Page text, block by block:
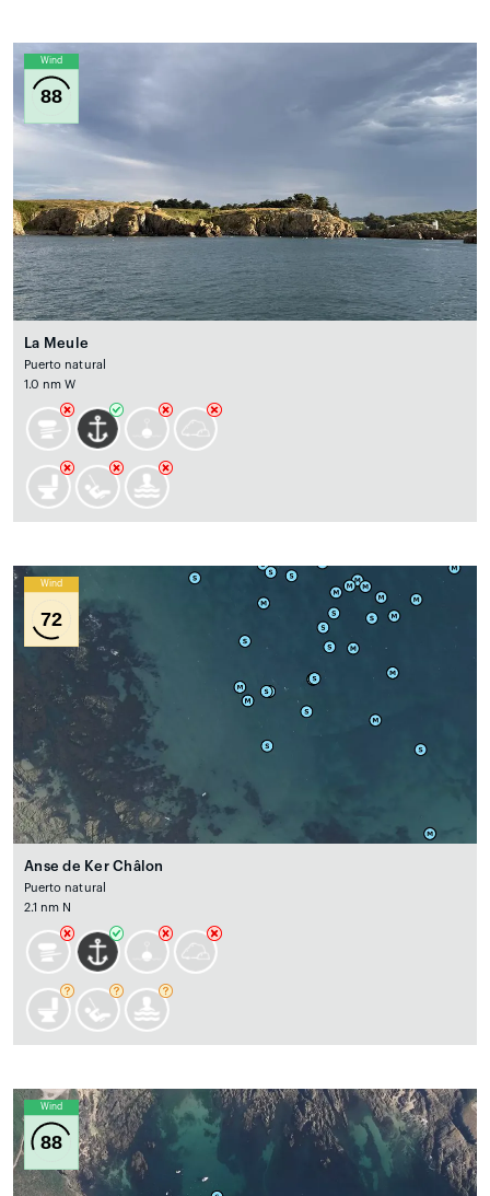
Wind
88
La Meule
Puerto natural
1.0 nm W
Wind
72
Anse de Ker Châlon
Puerto natural
2.1 nm N
Wind
88